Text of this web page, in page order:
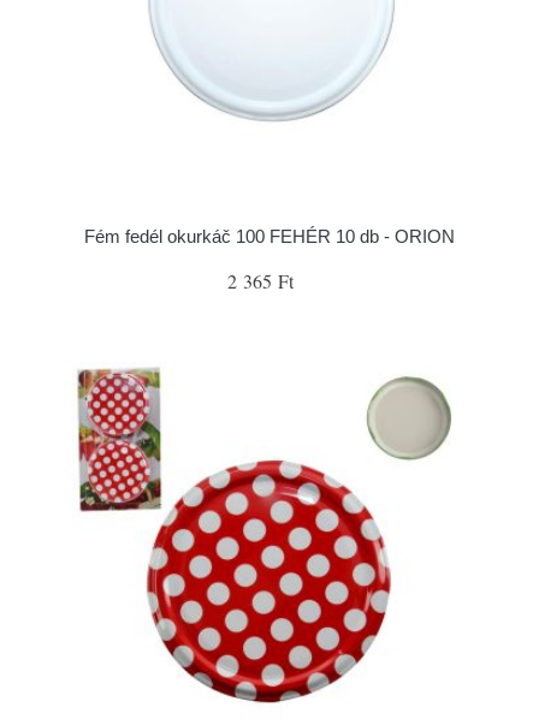
Fém fedél okurkáč 100 FEHÉR 10 db - ORION
2 365 Ft